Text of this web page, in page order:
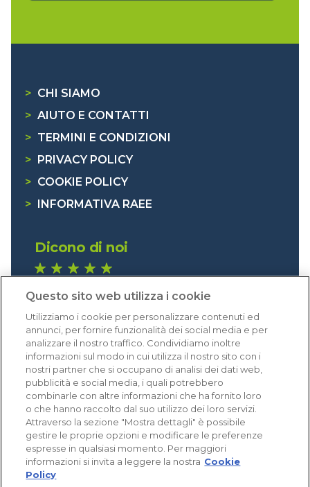
> CHI SIAMO
> AIUTO E CONTATTI
> TERMINI E CONDIZIONI
>
PRIVACY POLICY
> COOKIE POLICY
>
INFORMATIVA RAEE
Dicono di noi
Eccellente (4,8)
Acquisti verificati
Questo sito web utilizza i cookie
Utilizziamo i cookie per personalizzare contenuti ed
annunci, per fornire funzionalità dei social media e per
analizzare il nostro traffico. Condividiamo inoltre
informazioni sul modo in cui utilizza il nostro sito con i
nostri partner che si occupano di analisi dei dati web,
pubblicità e social media, i quali potrebbero
combinarle con altre informazioni che ha fornito loro
o che hanno raccolto dal suo utilizzo dei loro servizi.
Attraverso la sezione "Mostra dettagli" è possibile
gestire le proprie opzioni e modificare le preferenze
espresse in qualsiasi momento. Per maggiori
informazioni si invita a leggere la nostra Cookie
Policy